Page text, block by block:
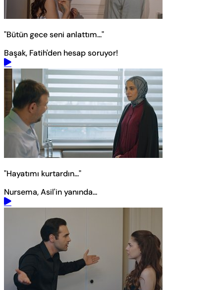
"Bütün gece seni anlattım..."
Başak, Fatih'den hesap soruyor!
"Hayatımı kurtardın..."
Nursema, Asil'in yanında...